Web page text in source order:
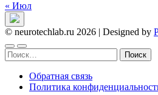
« Июл
© neurotechlab.ru 2026 | Designed by
Найти:
Обратная связь
Политика